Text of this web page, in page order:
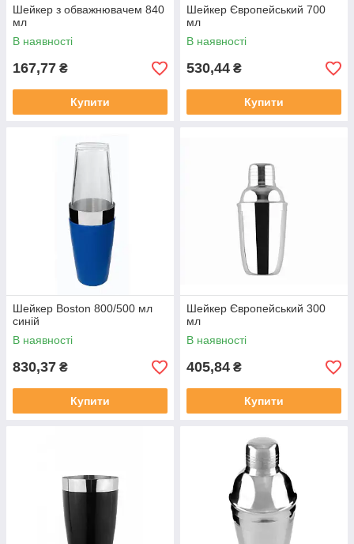
Шейкер з обважнювачем 840
мл
В наявності
167,77 ₴
Купити
Шейкер Європейський 700
мл
В наявності
530,44 ₴
Купити
Шейкер Boston 800/500 мл
синій
В наявності
830,37 ₴
Купити
Шейкер Європейський 300
мл
В наявності
405,84 ₴
Купити